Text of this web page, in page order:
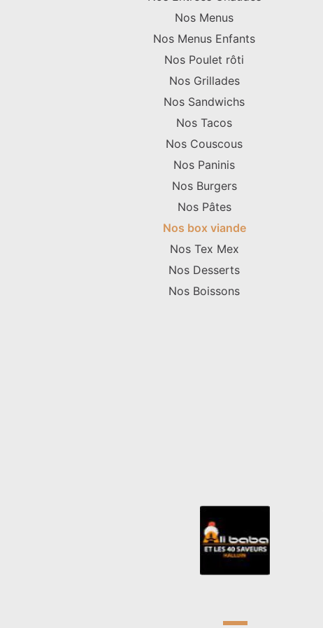
Nos Menus
Nos Menus Enfants
Nos Poulet rôti
Nos Grillades
Nos Sandwichs
Nos Tacos
Nos Couscous
Nos Paninis
Nos Burgers
Nos Pâtes
Nos box viande
Nos Tex Mex
Nos Desserts
Nos Boissons